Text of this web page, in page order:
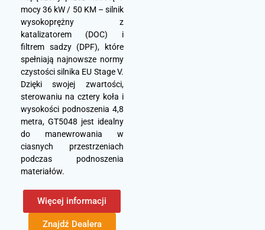
mocy 36 kW / 50 KM – silnik
wysokoprężny z
katalizatorem (DOC) i
filtrem sadzy (DPF), które
spełniają najnowsze normy
czystości silnika EU Stage V.
Dzięki swojej zwartości,
sterowaniu na cztery koła i
wysokości podnoszenia 4,8
metra, GT5048 jest idealny
do manewrowania w
ciasnych przestrzeniach
podczas podnoszenia
materiałów.
Więcej informacji
Znajdź Dealera